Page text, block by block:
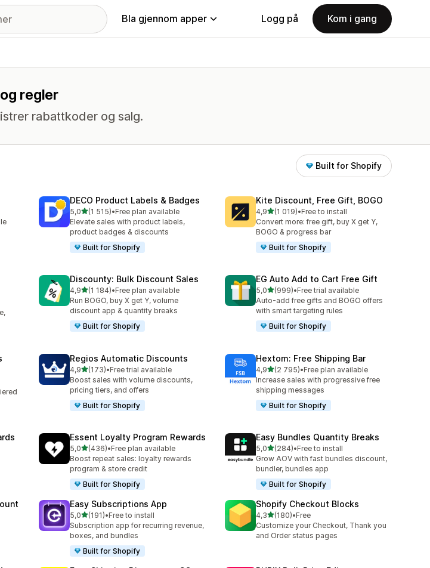
Bla gjennom apper Logg på Kom i gang
regler
rabattkoder og salg.
Built for Shopify
DECO Product Labels & Badges
5,0av 5 stjerner
(1 515)
Totalt 1515 omtaler
•Free plan available
Elevate sales with product labels,
product badges & discounts
Built for Shopify
Kite Discount, Free Gift, BOGO
4,9av 5 stjerner
(1 019)
Totalt 1019 omtaler
•Free to install
Convert more: free gift, buy X get Y,
BOGO & progress bar
Built for Shopify
Discounty: Bulk Discount Sales
4,9av 5 stjerner
(1 184)
Totalt 1184 omtaler
•Free plan available
Run BOGO, buy X get Y, volume
discount app & quantity breaks
Built for Shopify
EG Auto Add to Cart Free Gift
5,0av 5 stjerner
(999)
Totalt 999 omtaler
•Free trial available
Auto-add free gifts and BOGO offers
with smart targeting rules
Built for Shopify
Regios Automatic Discounts
4,9av 5 stjerner
(173)
Totalt 173 omtaler
•Free trial available
Boost sales with volume discounts,
pricing tiers, and offers
Built for Shopify
Hextom: Free Shipping Bar
4,9av 5 stjerner
(2 795)
Totalt 2795 omtaler
•Free plan available
Increase sales with progressive free
shipping messages
Built for Shopify
Essent Loyalty Program Rewards
5,0av 5 stjerner
(436)
Totalt 436 omtaler
•Free plan available
Boost repeat sales: loyalty rewards
program & store credit
Built for Shopify
Easy Bundles Quantity Breaks
5,0av 5 stjerner
(284)
Totalt 284 omtaler
•Free to install
Grow AOV with fast bundles discount,
bundler, bundles app
Built for Shopify
Easy Subscriptions App
5,0av 5 stjerner
(191)
Totalt 191 omtaler
•Free to install
Subscription app for recurring revenue,
boxes, and bundles
Built for Shopify
Shopify Checkout Blocks
4,3av 5 stjerner
(180)
Totalt 180 omtaler
•Free
Customize your Checkout, Thank you
and Order status pages